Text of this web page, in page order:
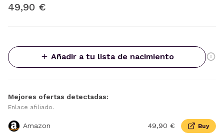
49,90 €
Añadir a tu lista de nacimiento
Mejores ofertas detectadas:
Enlace afiliado.
Amazon 49,90 € Buy